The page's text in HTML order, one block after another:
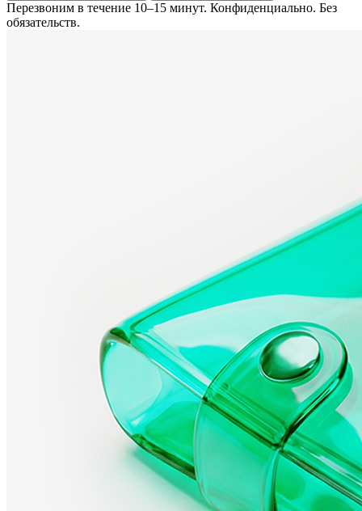
Перезвоним в течение 10–15 минут. Конфиденциально. Без
обязательств.